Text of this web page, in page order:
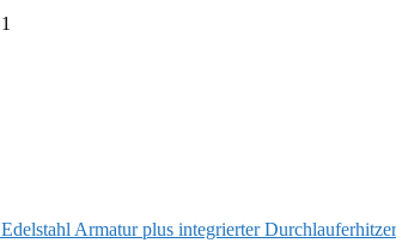
Armatur plus integrierter